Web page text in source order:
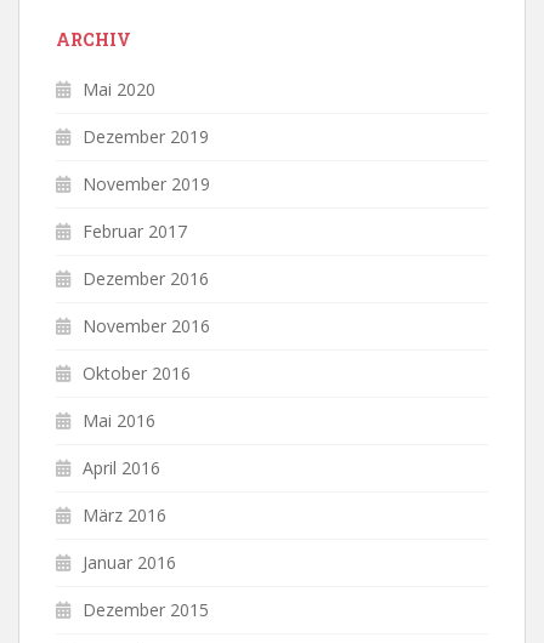
ARCHIV
Mai 2020
Dezember 2019
November 2019
Februar 2017
Dezember 2016
November 2016
Oktober 2016
Mai 2016
April 2016
März 2016
Januar 2016
Dezember 2015